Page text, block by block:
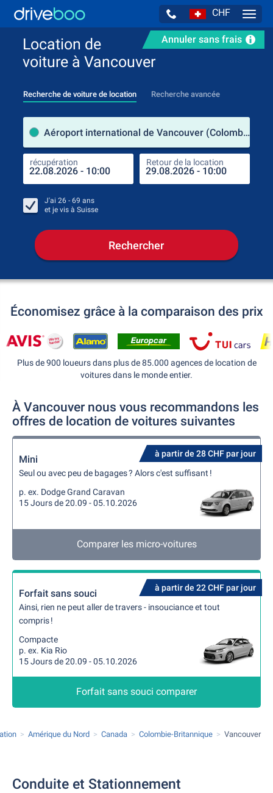
CHF
Annuler sans frais
Location de
voiture à Vancouver
Recherche de voiture de location Recherche avancée
Aéroport international de Vancouver (Colombie-Britannique / Canada)
récupération Retour de la location
J'ai 26 - 69 ans
et je vis à Suisse
Rechercher
Économisez grâce à la comparaison des prix
Plus de 900 loueurs dans plus de 85.000 agences de location de
voitures dans le monde entier.
À Vancouver nous vous recommandons les
offres de location de voitures suivantes
à partir de 28 CHF par jour
Mini
Seul ou avec peu de bagages ? Alors c'est suffisant !
p. ex. Dodge Grand Caravan
15 Jours de 20.09 - 05.10.2026
Comparer les micro-voitures
à partir de 22 CHF par jour
Forfait sans souci
Ainsi, rien ne peut aller de travers - insouciance et tout
compris !
Compacte
p. ex. Kia Rio
15 Jours de 20.09 - 05.10.2026
Forfait sans souci comparer
Amérique du Nord Canada Colombie-Britannique Vancouver
Conduite et Stationnement